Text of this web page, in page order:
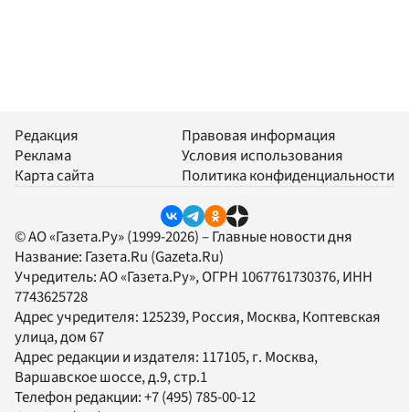
Редакция
Реклама
Карта сайта
Правовая информация
Условия использования
Политика конфиденциальности
© АО «Газета.Ру» (1999-2026) – Главные новости дня
Название: Газета.Ru (Gazeta.Ru)
Учредитель:АО «Газета.Ру», ОГРН 1067761730376, ИНН
7743625728
Адрес учредителя: 125239, Россия, Москва, Коптевская
улица, дом 67
Адрес редакции и издателя: 117105, г. Москва,
Варшавское шоссе, д.9, стр.1
Телефон редакции:+7 (495) 785-00-12